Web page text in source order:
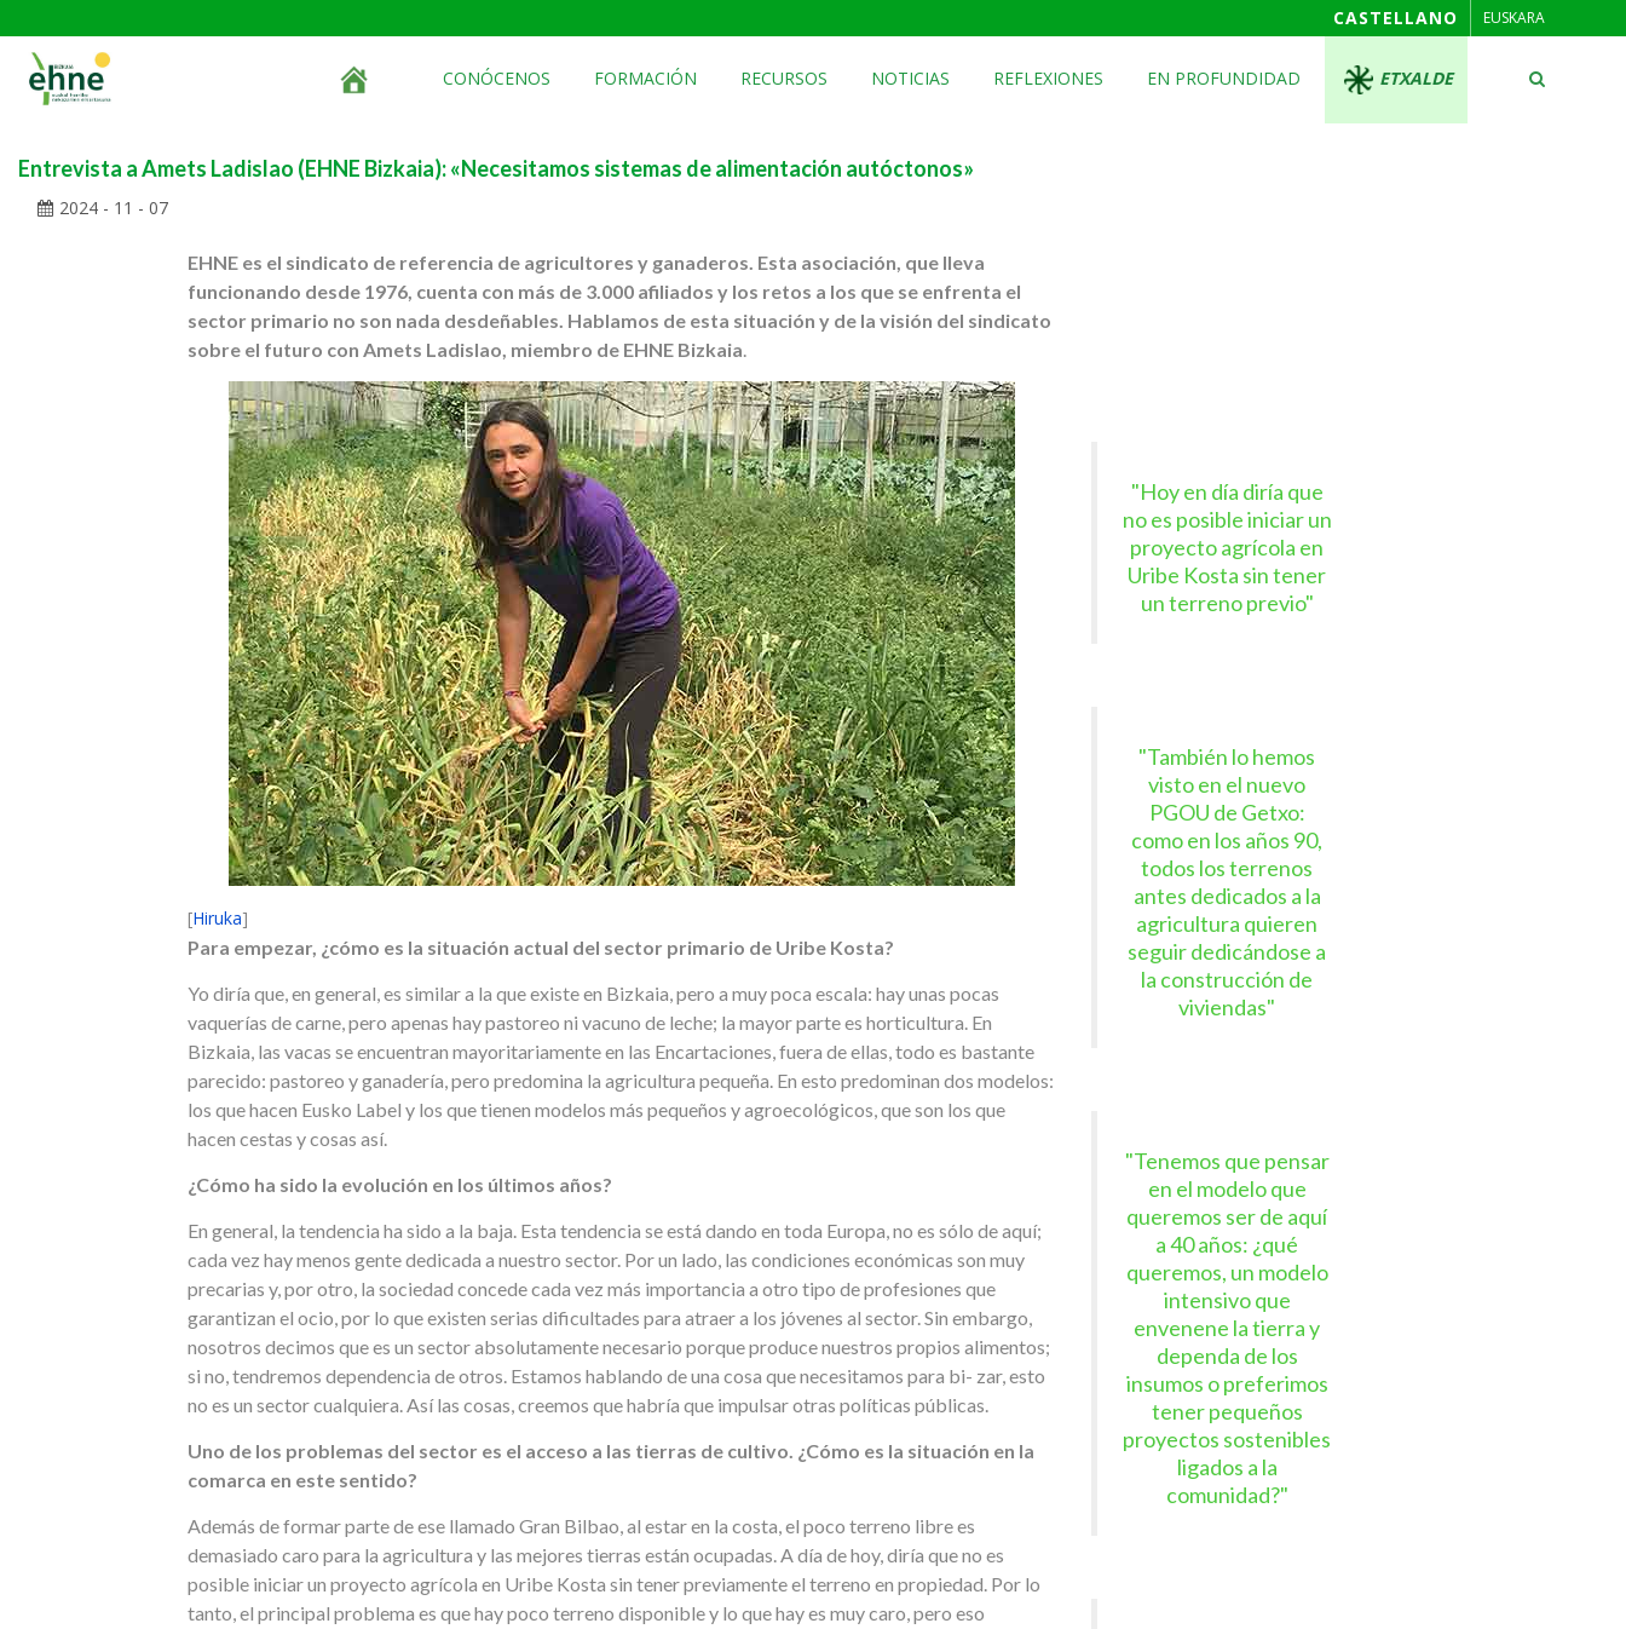
CASTELLANO EUSKARA
CONÓCENOS FORMACIÓN RECURSOS NOTICIAS REFLEXIONES EN PROFUNDIDAD ETXALDE
Entrevista a Amets Ladislao (EHNE Bizkaia): «Necesitamos sistemas de alimentación autóctonos»
2024 - 11 - 07
EHNE es el sindicato de referencia de agricultores y ganaderos. Esta asociación, que lleva
funcionando desde 1976, cuenta con más de 3.000 afiliados y los retos a los que se enfrenta el
sector primario no son nada desdeñables. Hablamos de esta situación y de la visión del sindicato
sobre el futuro con Amets Ladislao, miembro de EHNE Bizkaia.
[Hiruka]
Para empezar, ¿cómo es la situación actual del sector primario de Uribe Kosta?
Yo diría que, en general, es similar a la que existe en Bizkaia, pero a muy poca escala: hay unas pocas
vaquerías de carne, pero apenas hay pastoreo ni vacuno de leche; la mayor parte es horticultura. En
Bizkaia, las vacas se encuentran mayoritariamente en las Encartaciones, fuera de ellas, todo es bastante
parecido: pastoreo y ganadería, pero predomina la agricultura pequeña. En esto predominan dos modelos:
los que hacen Eusko Label y los que tienen modelos más pequeños y agroecológicos, que son los que
hacen cestas y cosas así.
¿Cómo ha sido la evolución en los últimos años?
En general, la tendencia ha sido a la baja. Esta tendencia se está dando en toda Europa, no es sólo de aquí;
cada vez hay menos gente dedicada a nuestro sector. Por un lado, las condiciones económicas son muy
precarias y, por otro, la sociedad concede cada vez más importancia a otro tipo de profesiones que
garantizan el ocio, por lo que existen serias dificultades para atraer a los jóvenes al sector. Sin embargo,
nosotros decimos que es un sector absolutamente necesario porque produce nuestros propios alimentos;
si no, tendremos dependencia de otros. Estamos hablando de una cosa que necesitamos para bi- zar, esto
no es un sector cualquiera. Así las cosas, creemos que habría que impulsar otras políticas públicas.
Uno de los problemas del sector es el acceso a las tierras de cultivo. ¿Cómo es la situación en la
comarca en este sentido?
Además de formar parte de ese llamado Gran Bilbao, al estar en la costa, el poco terreno libre es
demasiado caro para la agricultura y las mejores tierras están ocupadas. A día de hoy, diría que no es
posible iniciar un proyecto agrícola en Uribe Kosta sin tener previamente el terreno en propiedad. Por lo
tanto, el principal problema es que hay poco terreno disponible y lo que hay es muy caro, pero eso
"Hoy en día diría que
no es posible iniciar un
proyecto agrícola en
Uribe Kosta sin tener
un terreno previo"
"También lo hemos
visto en el nuevo
PGOU de Getxo:
como en los años 90,
todos los terrenos
antes dedicados a la
agricultura quieren
seguir dedicándose a
la construcción de
viviendas"
"Tenemos que pensar
en el modelo que
queremos ser de aquí
a 40 años: ¿qué
queremos, un modelo
intensivo que
envenene la tierra y
dependa de los
insumos o preferimos
tener pequeños
proyectos sostenibles
ligados a la
comunidad?"